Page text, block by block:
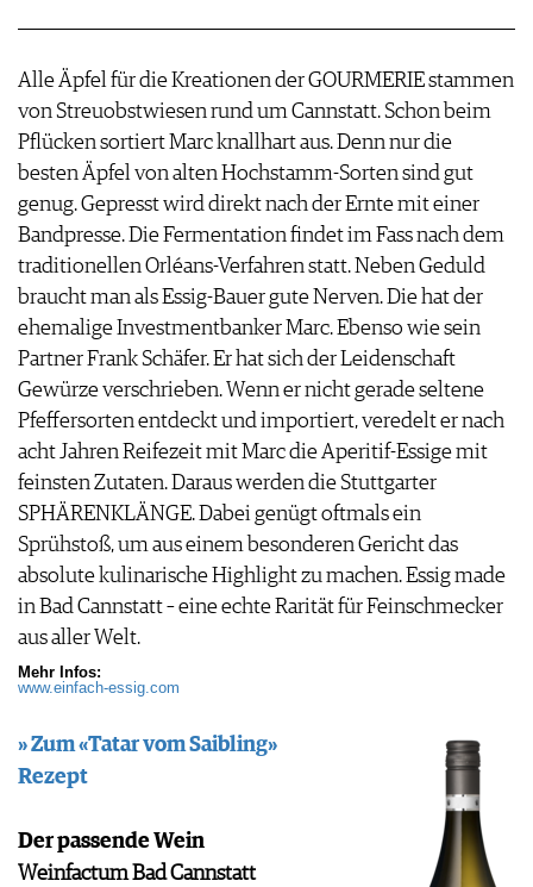
Alle Äpfel für die Kreationen der GOURMERIE stammen
von Streuobstwiesen rund um Cannstatt. Schon beim
Pflücken sortiert Marc knallhart aus. Denn nur die
besten Äpfel von alten Hochstamm-Sorten sind gut
genug. Gepresst wird direkt nach der Ernte mit einer
Bandpresse. Die Fermentation findet im Fass nach dem
traditionellen Orléans-Verfahren statt. Neben Geduld
braucht man als Essig-Bauer gute Nerven. Die hat der
ehemalige Investmentbanker Marc. Ebenso wie sein
Partner Frank Schäfer. Er hat sich der Leidenschaft
Gewürze verschrieben. Wenn er nicht gerade seltene
Pfeffersorten entdeckt und importiert, veredelt er nach
acht Jahren Reifezeit mit Marc die Aperitif-Essige mit
feinsten Zutaten. Daraus werden die Stuttgarter
SPHÄRENKLÄNGE. Dabei genügt oftmals ein
Sprühstoß, um aus einem besonderen Gericht das
absolute kulinarische Highlight zu machen. Essig made
in Bad Cannstatt – eine echte Rarität für Feinschmecker
aus aller Welt.
Mehr Infos:
www.einfach-essig.com
» Zum «Tatar vom Saibling»
Rezept
Der passende Wein
Weinfactum Bad Cannstatt